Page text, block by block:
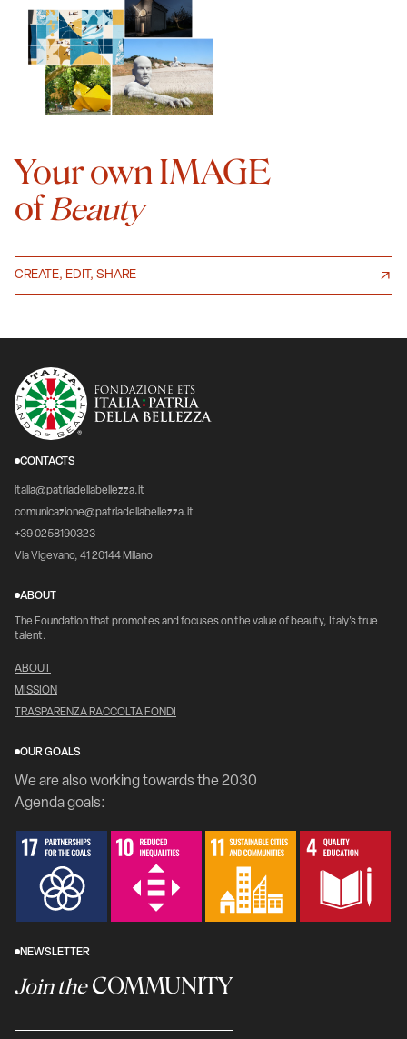
Your own IMAGE
of Beauty
CREATE, EDIT, SHARE
CONTACTS
italia@patriadellabellezza.it
comunicazione@patriadellabellezza.it
+39 0258190323
Via Vigevano, 41 20144 Milano
ABOUT
The Foundation that promotes and focuses on the value of beauty, Italy's true
talent.
ABOUT
MISSION
TRASPARENZA RACCOLTA FONDI
OUR GOALS
We are also working towards the 2030
Agenda goals:
NEWSLETTER
Join theCOMMUNITY